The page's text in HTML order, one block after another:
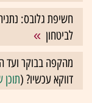
לביטחון
מהקפה בבוקר ועד
דווקא עכשיו? (תוכן